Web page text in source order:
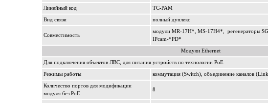
Линейный код ТС-РАМ
Вид связи полный дуплекс
Совместимость
модули MR-17H*, MS-17H4*, регенераторы
IPcam-*PD*
Модули Ethernet
Для подключения объектов ЛВС, для питания устройств по технологии PoE
Режимы работы коммутация (Switch), объединение каналов
Количество портов для модификации
модуля без PoE
8